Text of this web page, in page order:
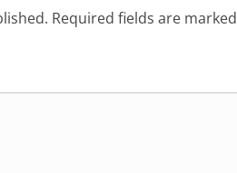
Required fields are marked